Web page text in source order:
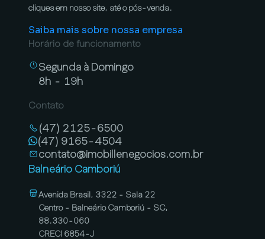
cliques em nosso site, até o pós-venda.
Saiba mais sobre nossa empresa
Horário de funcionamento
Segunda à Domingo
8h - 19h
Contato
(47) 2125-6500
(47) 9165-4504
contato@imobillenegocios.com.br
Balneário Camboriú
Avenida Brasil, 3322 - Sala 22
Centro - Balneário Camboriú - SC,
88.330-060
CRECI 6854-J